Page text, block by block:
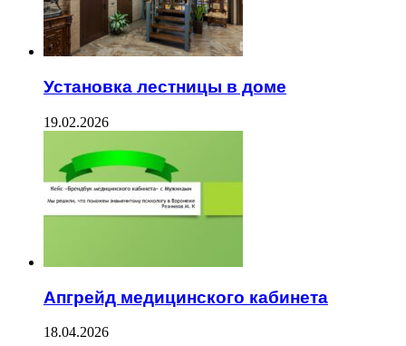
Установка лестницы в доме
19.02.2026
Апгрейд медицинского кабинета
18.04.2026